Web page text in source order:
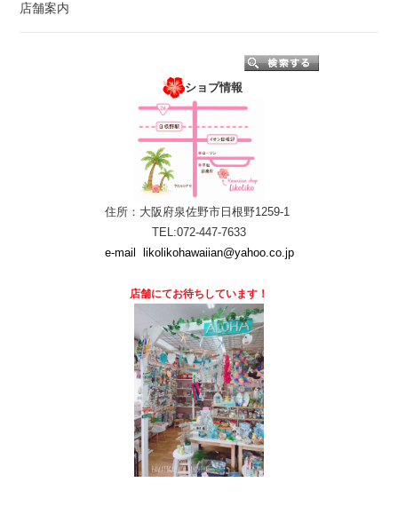
店舗案内
ショプ情報
住所：大阪府泉佐野市日根野1259-1
TEL:072-447-7633
e-mail
likolikohawaiian@yahoo.co.jp
店舗にてお待ちしています！